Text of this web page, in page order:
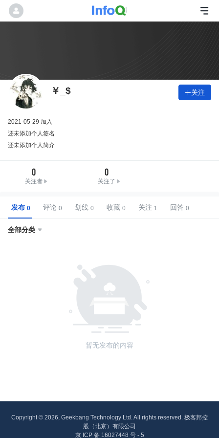
￥_$ 关注
2021-05-29 加入
还未添加个人签名
还未添加个人简介
0
关注者
0
关注了
发布 评论 划线 收藏 关注 回答
全部分类 
暂无发布的内容
Copyright © 2026, Geekbang Technology Ltd. All rights reserved. 极客邦控
股（北京）有限公司
京 ICP 备 16027448 号 - 5